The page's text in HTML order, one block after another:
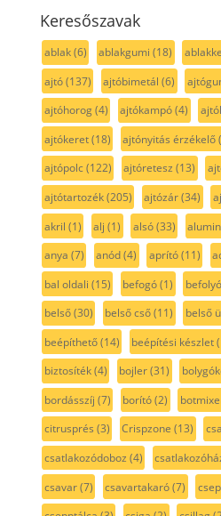
Keresőszavak
ablak(6) ablakgumi (18)
ajtó(137) ajtóbimetál (6)
ajtóhorog(4) ajtókampó(4)
ajtókeret(18) ajtónyitás érzékelő
ajtópolc(122) ajtóretesz (13)
ajtótartozék(205) ajtózár(34)
akril (1) alj (1) alsó(33)
anya (7) anód(4) aprító(11)
bal oldali (15) befogó(1)
belső(30) belső cső(11) belső
beépíthető(14) beépítési készlet
biztosíték(4) bojler(31)
bordásszíj (7) borító(2)
citrusprés (3) Crispzone (13)
csatlakozódoboz (4)
csavar(7) csavartakaró(7)